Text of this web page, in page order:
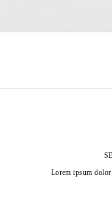
Lorem ipsum